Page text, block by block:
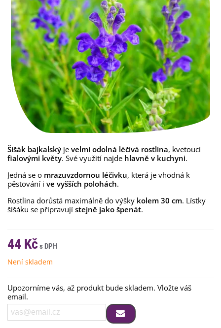
Šišák bajkalský je velmi odolná léčivá rostlina, kvetoucí
fialovými květy. Své využití najde hlavně v kuchyni.
Jedná se o mrazuvzdornou léčivku, která je vhodná k
pěstování i ve vyšších polohách.
Rostlina dorůstá maximálně do výšky kolem 30 cm. Lístky
šišáku se připravují stejně jako špenát.
44 Kč
Není skladem
Upozorníme vás, až produkt bude skladem. Vložte váš
email.